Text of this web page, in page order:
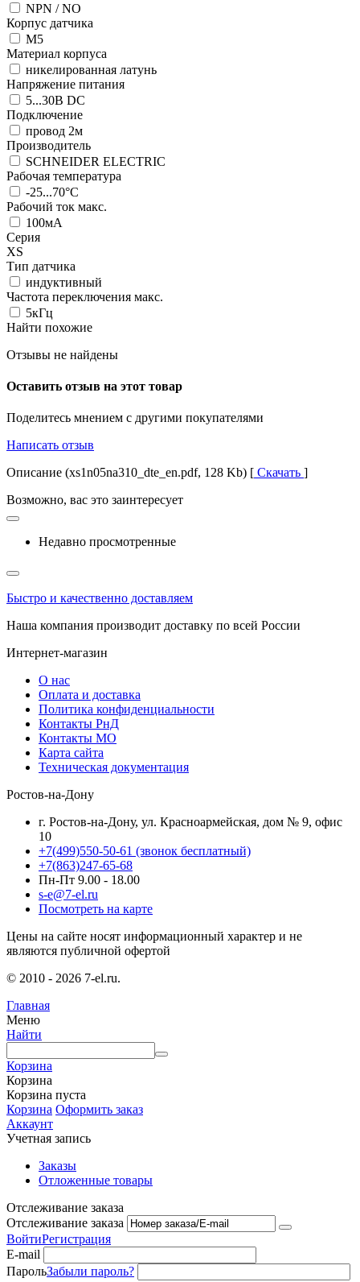
NPN / NO
Корпус датчика
М5
Материал корпуса
никелированная латунь
Напряжение питания
5...30В DC
Подключение
провод 2м
Производитель
SCHNEIDER ELECTRIC
Рабочая температура
-25...70°C
Рабочий ток макс.
100мА
Серия
XS
Тип датчика
индуктивный
Частота переключения макс.
5кГц
Найти похожие
Отзывы не найдены
Оставить отзыв на этот товар
Поделитесь мнением с другими покупателями
Написать отзыв
Описание (xs1n05na310_dte_en.pdf, 128 Kb) [ Скачать ]
Возможно, вас это заинтересует
Недавно просмотренные
Быстро и качественно доставляем
Наша компания производит доставку по всей России
Интернет-магазин
О нас
Оплата и доставка
Политика конфиденциальности
Контакты РнД
Контакты МО
Карта сайта
Техническая документация
Ростов-на-Дону
г. Ростов-на-Дону, ул. Красноармейская, дом № 9, офис
10
+7(499)550-50-61 (звонок бесплатный)
+7(863)247-65-68
Пн-Пт 9.00 - 18.00
s-e@7-el.ru
Посмотреть на карте
Цены на сайте носят информационный характер и не
являются публичной офертой
© 2010 - 2026 7-el.ru.
Главная
Меню
Найти
Корзина
Корзина
Корзина пуста
Корзина Оформить заказ
Аккаунт
Учетная запись
Заказы
Отложенные товары
Отслеживание заказа
Отслеживание заказа
ВойтиРегистрация
E-mail
ПарольЗабыли пароль?